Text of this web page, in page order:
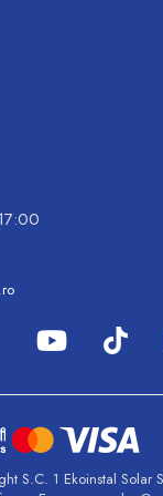
pana la 53 dB(A)
Rotary
care reduce la
S.C. 1 Ekoinstal Solar